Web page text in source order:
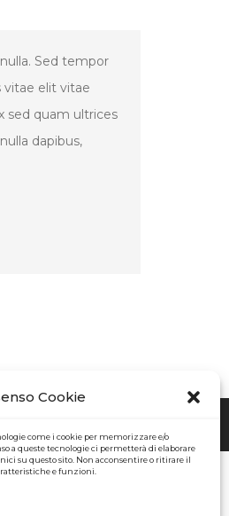
Cookie
come i cookie per memorizzare e/o
a queste tecnologie ci permetterà di elaborare
su questo sito. Non acconsentire o ritirare il
e funzioni.
Sed tempor
vitae elit vitae
sed quam ultrices
dapibus,